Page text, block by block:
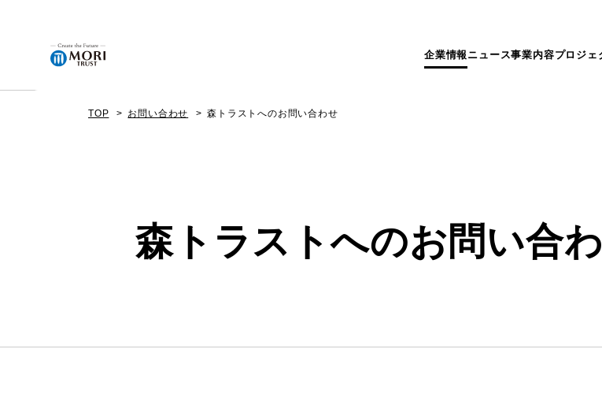
企業情報 ニュース事業内容プロジェ
企業情報
事業内容
TOP お問い合わせ 森トラストへのお問い合わせ
森トラストへのお問い合